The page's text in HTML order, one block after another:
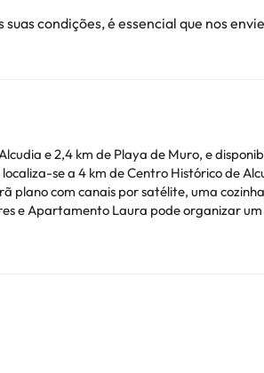
condições, é essencial que nos
e 2,4 km de Playa de Muro, e
km de Centro Histórico de Alcudia e dispõe de
plano com canais por satélite, uma
Laura pode organizar um serviço de
de Lluc está a 31 km da
os respetivos preços diretamente junto